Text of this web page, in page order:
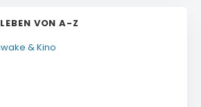
VON A-Z
& Kino